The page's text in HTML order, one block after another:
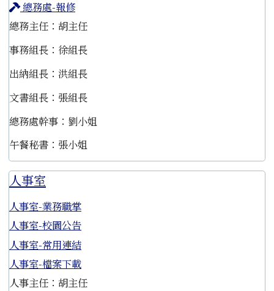
總務處-報修
總務主任：胡主任
事務組長：徐組長
出納組長：洪組長
文書組長：張組長
總務處幹事：劉小姐
午餐秘書：張小姐
人事室
人事室-業務職掌
人事室-校園公告
人事室-常用連結
人事室-檔案下載
人事主任：胡主任